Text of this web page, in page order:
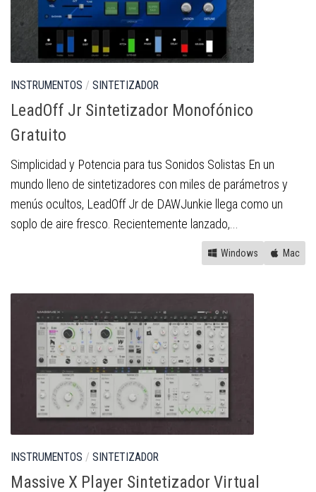
INSTRUMENTOS / SINTETIZADOR
LeadOff Jr Sintetizador Monofónico
Gratuito
Simplicidad y Potencia para tus Sonidos Solistas En un
mundo lleno de sintetizadores con miles de parámetros y
menús ocultos, LeadOff Jr de DAWJunkie llega como un
soplo de aire fresco. Recientemente lanzado,...
Windows Mac
INSTRUMENTOS / SINTETIZADOR
Massive X Player Sintetizador Virtual